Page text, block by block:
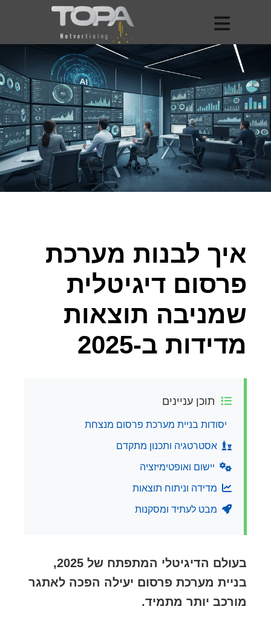
איך לבנות מערכת
פרסום דיגיטלית
שמניבה תוצאות
מדידות ב-2025
תוכן עניינים
יסודות בניית מערכת פרסום מנצחת
אסטרטגיה ותכנון מתקדם
יישום ואופטימיזציה
מדידה וניתוח תוצאות
מבט לעתיד ומסקנות
בעולם הדיגיטלי המתפתח של 2025,
בניית מערכת פרסום יעילה הפכה לאתגר
מורכב יותר מתמיד.